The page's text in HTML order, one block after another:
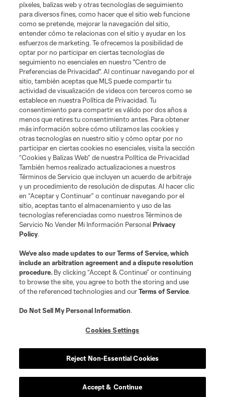
6:23
WATCH: Paraguay midfielder Miguel
Almirón | 2026 FIFA World Cup
4:02
WATCH: Panama midfielder Anibal
Godoy | 2026 FIFA World Cup
Acerca de MLS
Social
Tienda
Club Sites
Política de privacidad
No vender mi información
Cookies Settings
©2026 MLS. El nombre y escudo de la Major League Soccer y MLS son
marcas registradas de League Soccer, L.L.C. (“MLS”). Los nombres y logos
de los equipos de la MLS están registrados y son marcas bajo ley común
de la MLS o son usadas con el permiso de sus propietarios. Uso
píxeles, balizas web y otras tecnologías de seguimiento
para diversos fines, como hacer que el sitio web funcione
como se pretende, mejorar la navegación del sitio,
entender cómo te relacionas con el sitio y ayudar en los
esfuerzos de marketing. Te ofrecemos la posibilidad de
optar por no participar en ciertas tecnologías de
seguimiento no esenciales en nuestro "Centro de
Preferencias de Privacidad". Al continuar navegando por el
sitio, también aceptas que MLS puede compartir tu
actividad de visualización de videos con terceros como se
establece en nuestra Política de Privacidad. Tu
consentimiento para compartir es válido por dos años a
menos que retires tu consentimiento antes. Para obtener
más información sobre cómo utilizamos las cookies y
otras tecnologías en nuestro sitio y cómo optar por no
participar en ciertas cookies no esenciales, visita la sección
“Cookies y Balizas Web” de nuestra Política de Privacidad
También hemos realizado actualizaciones a nuestros
Términos de Servicio que incluyen un acuerdo de arbitraje
y un procedimiento de resolución de disputas. Al hacer clic
en “Aceptar y Continuar” o continuar navegando por el
sitio, aceptas tanto el almacenamiento y uso de las
tecnologías referenciadas como nuestros Términos de
Servicio No Vender Mi Información PersonalPrivacy
Policy.
We’ve also made updates to ourTerms of Service, which
include an arbitration agreement and a dispute resolution
procedure. By clicking “Accept & Continue” or continuing
to browse the site, you agree to both the storing and use
of the referenced technologies and ourTerms of Service.
Do Not Sell My Personal Information.
Cookies Settings
Reject Non-Essential Cookies
Accept & Continue